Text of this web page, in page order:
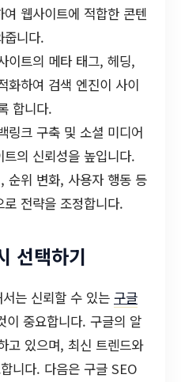
웹사이트에 적합한 콘텐
줍니다.
이트의 메타 태그, 헤딩,
화하여 검색 엔진이 사이
합니다.
링크 구축 및 소셜 미디어
의 신뢰성을 높입니다.
순위 변화, 사용자 행동 등
전략을 조정합니다.
선택하기
는 신뢰할 수 있는 구글
이 중요합니다. 구글의 알
고 있으며, 최신 트렌드와
니다. 다음은 구글 SEO